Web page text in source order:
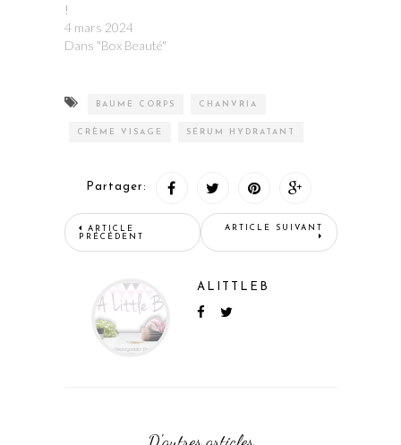
!
4 mars 2024
Dans "Box Beauté"
BAUME CORPS CHANVRIA
CRÈME VISAGE SÉRUM HYDRATANT
Partager:
ARTICLE
PRÉCÉDENT
ARTICLE SUIVANT
ALITTLEB